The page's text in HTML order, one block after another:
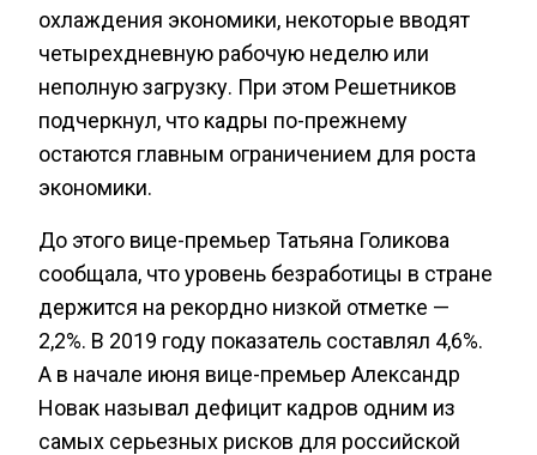
охлаждения экономики, некоторые вводят
четырехдневную рабочую неделю или
неполную загрузку. При этом Решетников
подчеркнул, что кадры по-прежнему
остаются главным ограничением для роста
экономики.
До этого вице-премьер Татьяна Голикова
сообщала, что уровень безработицы в стране
держится на рекордно низкой отметке —
2,2%. В 2019 году показатель составлял 4,6%.
А в начале июня вице-премьер Александр
Новак называл дефицит кадров одним из
самых серьезных рисков для российской